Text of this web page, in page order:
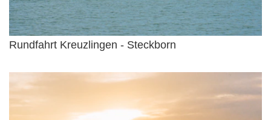
Rundfahrt Kreuzlingen - Steckborn